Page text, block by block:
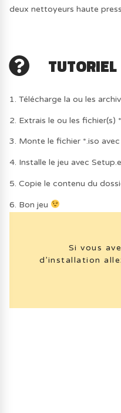
deux nettoyeurs haute
TUTORIEL
1. Télécharge la ou les
2. Extrais le ou les fichier(s)
3. Monte le fichier *.iso
4. Installe le jeu avec
5. Copie le contenu du
6. Bon jeu
Si vous
d’installation